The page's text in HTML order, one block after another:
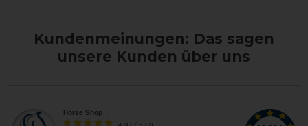
Kundenmeinungen: Das sagen
unsere Kunden über uns